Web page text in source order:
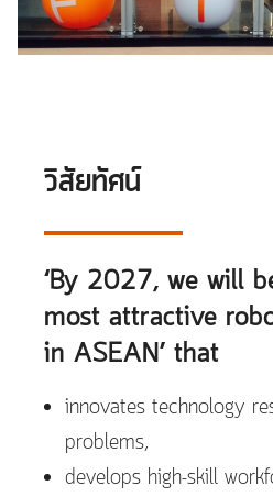
วิสัยทัศน์
‘By 2027, we will
most attractive
in ASEAN’ that
innovates technology
problems,
develops high-skill